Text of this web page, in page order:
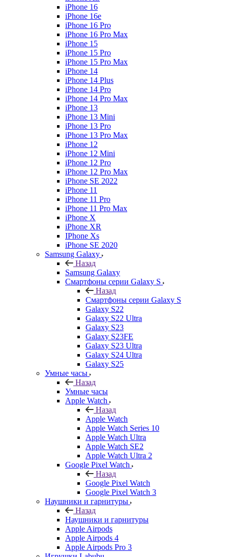
iPhone 16
iPhone 16e
iPhone 16 Pro
iPhone 16 Pro Max
iPhone 15
iPhone 15 Pro
iPhone 15 Pro Max
iPhone 14
iPhone 14 Plus
iPhone 14 Pro
iPhone 14 Pro Max
iPhone 13
iPhone 13 Mini
iPhone 13 Pro
iPhone 13 Pro Max
iPhone 12
iPhone 12 Mini
iPhone 12 Pro
iPhone 12 Pro Max
iPhone SE 2022
iPhone 11
iPhone 11 Pro
iPhone 11 Pro Max
iPhone X
iPhone XR
IPhone Xs
iPhone SE 2020
Samsung Galaxy
Назад
Samsung Galaxy
Смартфоны серии Galaxy S
Назад
Смартфоны серии Galaxy S
Galaxy S22
Galaxy S22 Ultra
Galaxy S23
Galaxy S23FE
Galaxy S23 Ultra
Galaxy S24 Ultra
Galaxy S25
Умные часы
Назад
Умные часы
Apple Watch
Назад
Apple Watch
Apple Watch Series 10
Apple Watch Ultra
Apple Watch SE2
Apple Watch Ultra 2
Google Pixel Watch
Назад
Google Pixel Watch
Google Pixel Watch 3
Наушники и гарнитуры
Назад
Наушники и гарнитуры
Apple Airpods
Apple Airpods 4
Apple Airpods Pro 3